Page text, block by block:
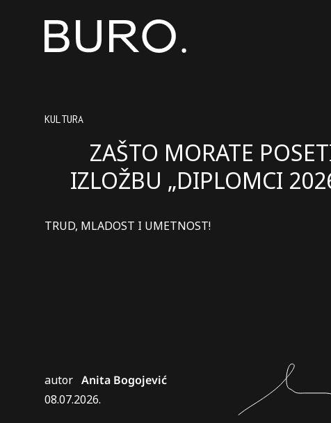
KULTURA
ZAŠTO MORATE
IZLOŽBU „DIPLOMCI
TRUD, MLADOST I UMETNOST!
autor Anita Bogojević
08.07.2026.